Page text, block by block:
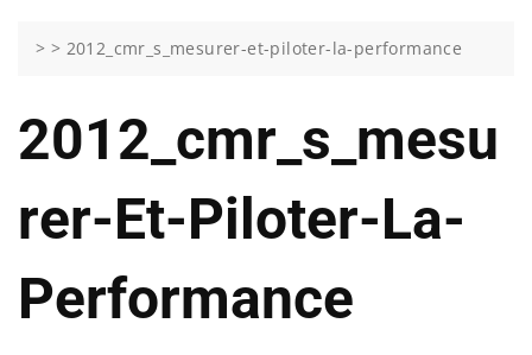
> > 2012_cmr_s_mesurer-et-piloter-la-performance
2012_cmr_s_mesu
Rer-Et-Piloter-La-
Performance